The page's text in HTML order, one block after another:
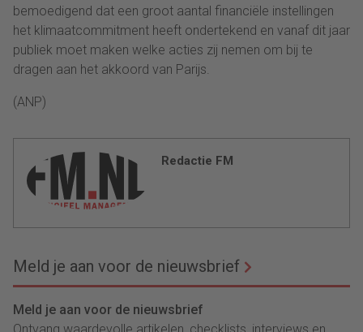
bemoedigend dat een groot aantal financiële instellingen
het klimaatcommitment heeft ondertekend en vanaf dit jaar
publiek moet maken welke acties zij nemen om bij te
dragen aan het akkoord van Parijs.
(ANP)
Redactie FM
Meld je aan voor de nieuwsbrief
Meld je aan voor de nieuwsbrief